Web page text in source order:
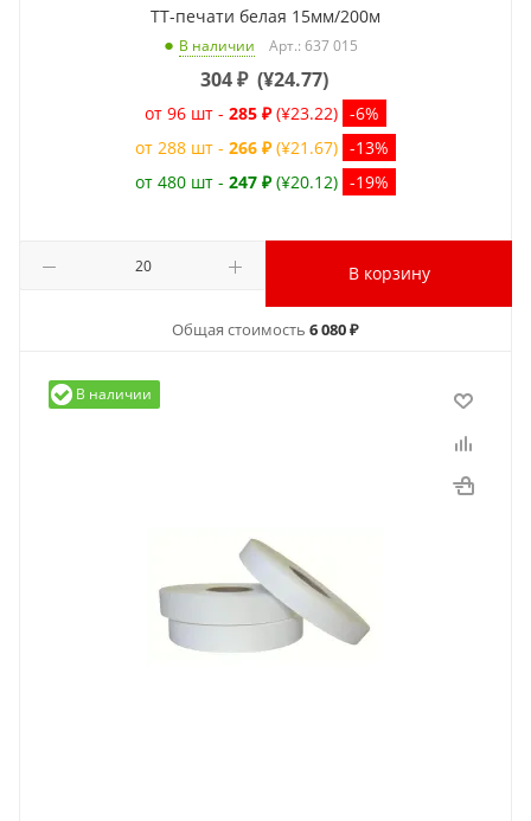
ТТ-печати белая 15мм/200м
В наличии Арт.: 637 015
304₽ (¥24.77)
от 96 шт - 285 ₽ (¥23.22) -6%
от 288 шт - 266 ₽ (¥21.67) -13%
от 480 шт - 247 ₽ (¥20.12) -19%
В корзину
Общая стоимость 6 080 ₽
В наличии